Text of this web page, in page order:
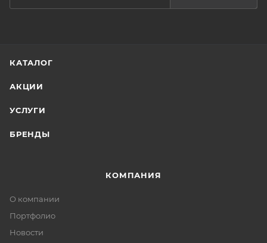
КАТАЛОГ
АКЦИИ
УСЛУГИ
БРЕНДЫ
КОМПАНИЯ
О компании
Портфолио
Новости